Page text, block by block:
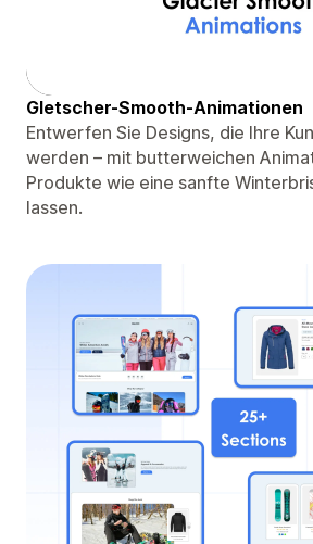
Gletscher-Smooth-Animationen
Entwerfen Sie Designs, die Ihre
werden – mit butterweichen
Produkte wie eine sanfte
lassen.